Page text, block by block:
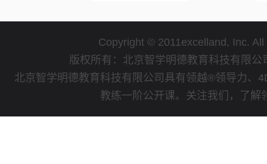
Copyright © 2011excelland, Inc.
版权所有：北京智学明德教育科技有限
北京智学明德教育科技有限公司具有领越®领导力、
教练一阶公开课。关注我们，了解